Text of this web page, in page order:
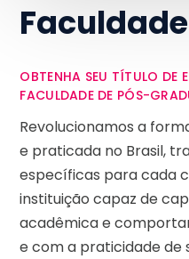
OBTENHA SEU TÍTULO DE
FACULDADE DE PÓS-
Revolucionamos a
e praticada no Brasil,
específicas para cada
instituição capaz de
acadêmica e
e com a praticidade de